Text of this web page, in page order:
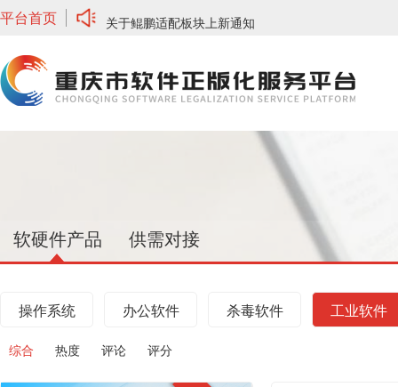
平台首页
关于鲲鹏适配板块上新通知
关于重庆市软件正版化服务平台开放广告投放的通知
软硬件产品 供需对接
操作系统 办公软件 杀毒软件 工业软件
综合 热度 评论 评分